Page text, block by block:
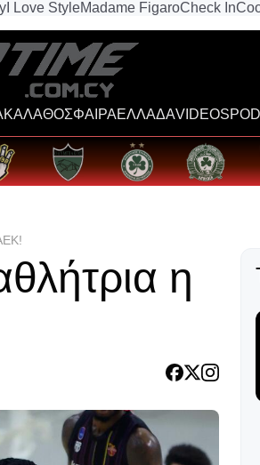
I Love StyleMadame FigaroCheck In
ΚΑΛΑΘΟΣΦΑΙΡΑΕΛΛΑΔΑVIDEOS
η